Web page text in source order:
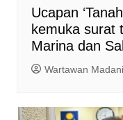
Ucapan
kemuka surat
Marina dan
Wartawan Madani